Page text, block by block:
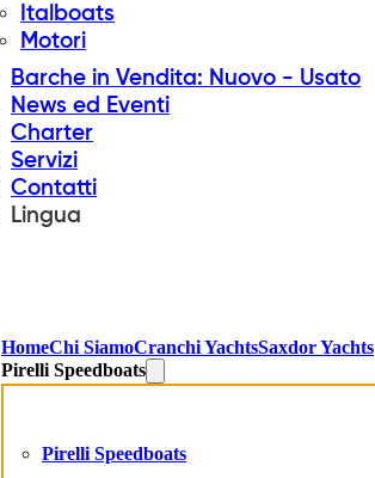
Italboats
Motori
Barche in Vendita: Nuovo - Usato
News ed Eventi
Charter
Servizi
Contatti
Lingua
HomeChi SiamoCranchi YachtsSaxdor Yachts
Pirelli Speedboats
Pirelli Speedboats